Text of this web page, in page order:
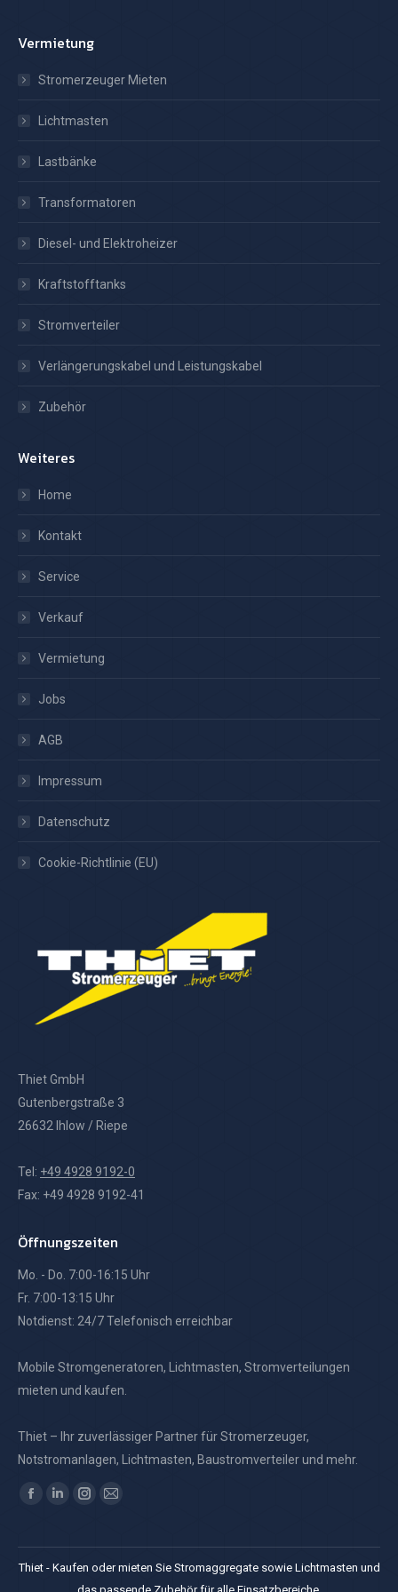
Vermietung
Stromerzeuger Mieten
Lichtmasten
Lastbänke
Transformatoren
Diesel- und Elektroheizer
Kraftstofftanks
Stromverteiler
Verlängerungskabel und Leistungskabel
Zubehör
Weiteres
Home
Kontakt
Service
Verkauf
Vermietung
Jobs
AGB
Impressum
Datenschutz
Cookie-Richtlinie (EU)
Thiet GmbH
Gutenbergstraße 3
26632 Ihlow / Riepe
Tel: +49 4928 9192-0
Fax: +49 4928 9192-41
Öffnungszeiten
Mo. - Do. 7:00-16:15 Uhr
Fr. 7:00-13:15 Uhr
Notdienst: 24/7 Telefonisch erreichbar
Mobile Stromgeneratoren, Lichtmasten, Stromverteilungen
mieten und kaufen.
Thiet – Ihr zuverlässiger Partner für Stromerzeuger,
Notstromanlagen, Lichtmasten, Baustromverteiler und mehr.
Finden Sie uns auf:
Facebook
opens
in
Linkedin
opens
in
Instagram
opens
in
E-
page
opens
Thiet - Kaufen oder mieten Sie Stromaggregate sowie Lichtmasten und